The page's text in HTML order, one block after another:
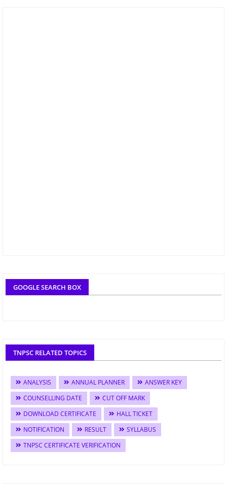
GOOGLE SEARCH BOX
TNPSC RELATED TOPICS
ANALYSIS ANNUAL PLANNER
ANSWER KEY
COUNSELLING DATE
CUT OFF MARK
DOWNLOAD CERTIFICATE
HALL TICKET
NOTIFICATION
RESULT
SYLLABUS
TNPSC CERTIFICATE VERIFICATION